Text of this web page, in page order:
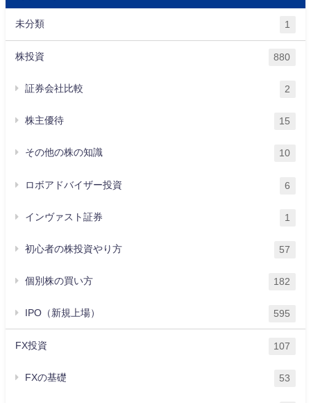
未分類 1
株投資 880
証券会社比較 2
株主優待 15
その他の株の知識 10
ロボアドバイザー投資 6
インヴァスト証券 1
初心者の株投資やり方 57
個別株の買い方 182
IPO（新規上場） 595
FX投資 107
FXの基礎 53